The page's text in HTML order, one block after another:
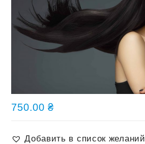
750.00₴
Добавить в список желаний